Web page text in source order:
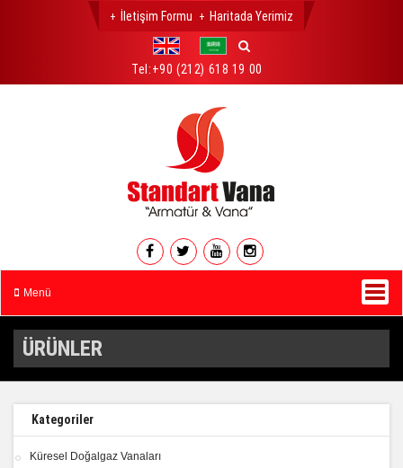
Tel:+90 (212) 618 19 00
İletişim Formu Haritada Yerimiz
Menü
ÜRÜNLER
Kategoriler
Küresel Doğalgaz Vanaları